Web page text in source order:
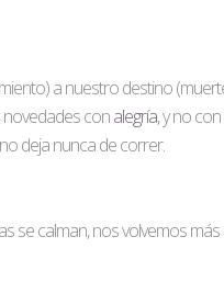
a nuestro destino
conalegría, y no
deja nunca de correr.
se calman, nos volvemos más